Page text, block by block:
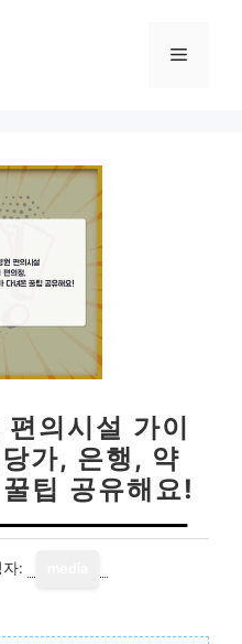
메
의시설 가이
가, 은행, 약
팁 공유해요!
자: